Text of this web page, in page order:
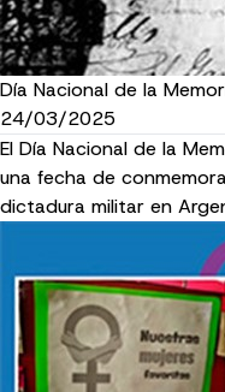
Día Nacional de la
24/03/2025
El Día Nacional de la
una fecha de
dictadura militar en